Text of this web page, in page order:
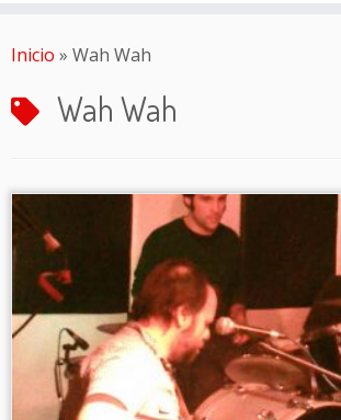
Inicio » Wah Wah
Wah Wah